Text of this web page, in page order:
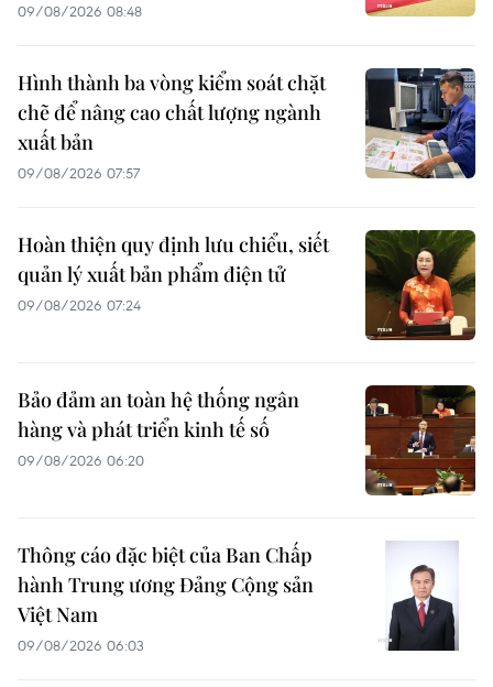
09/08/2026 08:48
Hình thành ba vòng kiểm soát chặt
chẽ để nâng cao chất lượng ngành
xuất bản
09/08/2026 07:57
Hoàn thiện quy định lưu chiểu, siết
quản lý xuất bản phẩm điện tử
09/08/2026 07:24
Bảo đảm an toàn hệ thống ngân
hàng và phát triển kinh tế số
09/08/2026 06:20
Thông cáo đặc biệt của Ban Chấp
hành Trung ương Đảng Cộng sản
Việt Nam
09/08/2026 06:03